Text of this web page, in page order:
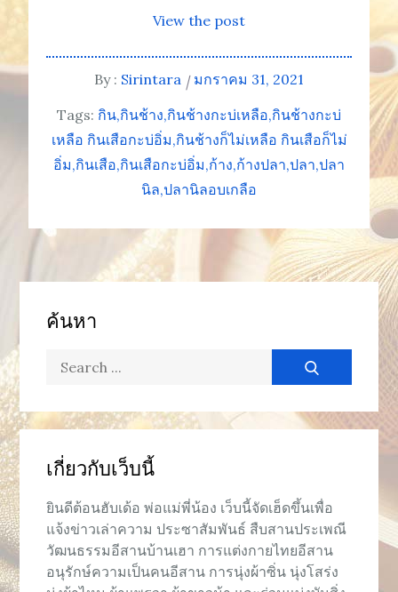
View the post
By : Sirintara
มกราคม 31, 2021
Tags: กิน กินช้าง กินช้างกะบ่เหลือ กินช้างกะบ่
เหลือ กินเสือกะบ่อิ่ม กินช้างก็ไม่เหลือ กินเสือก็ไม่
อิ่ม กินเสือ กินเสือกะบ่อิ่ม ก้าง ก้างปลา ปลา ปลา
นิล ปลานิลอบเกลือ
ค้นหา
Search
เกี่ยวกับเว็บนี้
ยินดีต้อนฮับเด้อ พ่อแม่พี่น้อง เว็บนี้จัดเฮ็ดขึ้นเพื่อ
แจ้งข่าวเล่าความ ประซาสัมพันธ์ สืบสานประเพณี
วัฒนธรรมอีสานบ้านเฮา การแต่งกายไทยอีสาน
อนุรักษ์ความเป็นคนอีสาน การนุ่งผ้าซิ่น นุ่งโสร่ง